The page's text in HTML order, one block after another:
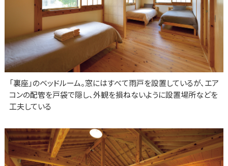
「裏座」のベッドルーム。窓にはすべて雨戸を設置しているが、エア
コンの配管を戸袋で隠し、外観を損ねないように設置場所などを
工夫している